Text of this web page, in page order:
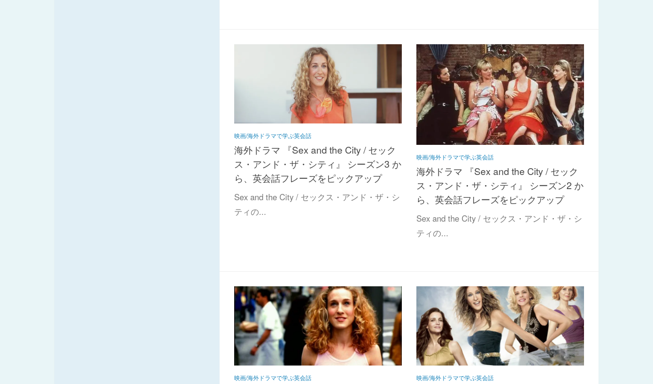
映画/海外ドラマで学ぶ英会話
海外ドラマ 『Sex and the City / セック
ス・アンド・ザ・シティ』 シーズン3 か
ら、英会話フレーズをピックアップ
Sex and the City / セックス・アンド・ザ・シ
ティの...
映画/海外ドラマで学ぶ英会話
海外ドラマ 『Sex and the City / セック
ス・アンド・ザ・シティ』 シーズン2 か
ら、英会話フレーズをピックアップ
Sex and the City / セックス・アンド・ザ・シ
ティの...
映画/海外ドラマで学ぶ英会話 映画/海外ドラマで学ぶ英会話